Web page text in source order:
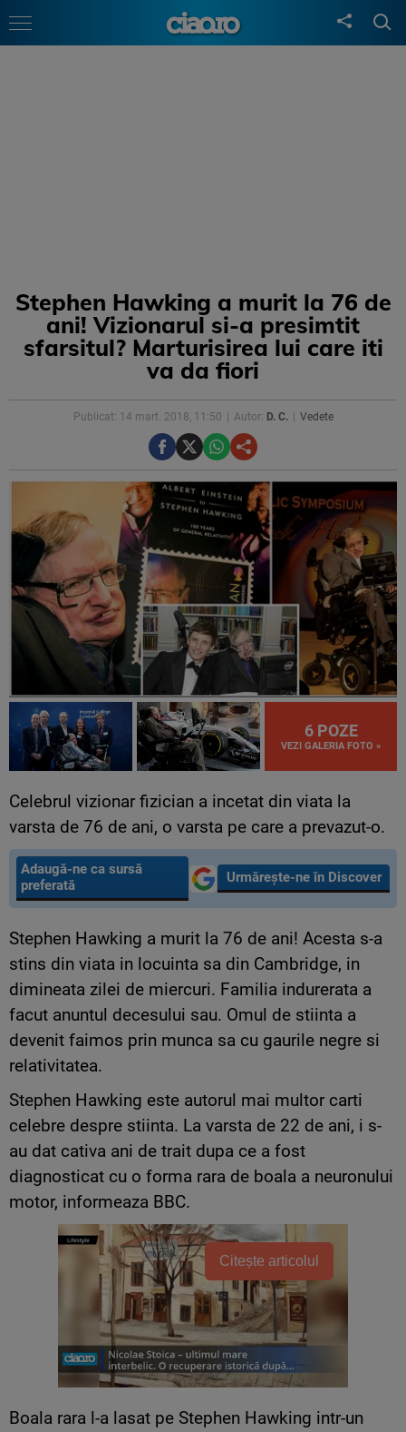
Stephen Hawking a murit la 76 de
ani! Vizionarul si-a presimtit
sfarsitul? Marturisirea lui care iti
va da fiori
Publicat: 14 mart. 2018, 11:50 Autor: D. C. Vedete
6 POZE
VEZI GALERIA FOTO »
Celebrul vizionar fizician a incetat din viata la
varsta de 76 de ani, o varsta pe care a prevazut-o.
Adaugă-ne ca sursă
preferată
Urmărește-ne în Discover
Stephen Hawking a murit la 76 de ani! Acesta s-a
stins din viata in locuinta sa din Cambridge, in
dimineata zilei de miercuri. Familia indurerata a
facut anuntul decesului sau. Omul de stiinta a
devenit faimos prin munca sa cu gaurile negre si
relativitatea.
Stephen Hawking este autorul mai multor carti
celebre despre stiinta. La varsta de 22 de ani, i s-
au dat cativa ani de trait dupa ce a fost
diagnosticat cu o forma rara de boala a neuronului
motor, informeaza BBC.
Citește articolul
Boala rara l-a lasat pe Stephen Hawking intr-un